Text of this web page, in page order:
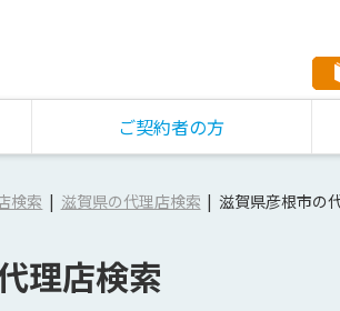
ご契約者の方
検索 滋賀県の代理店検索 滋賀県彦根市の
理店検索